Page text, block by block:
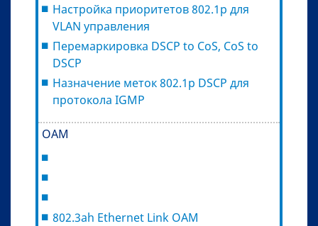
Настройка приоритетов 802.1p для
VLAN управления
Перемаркировка DSCP to CoS, CoS to
DSCP
Назначение меток 802.1p DSCP для
протокола IGMP
ОАМ
802.3ah Ethernet Link OAM